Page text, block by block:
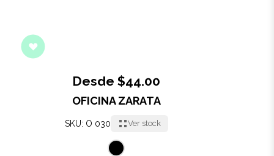
Desde $44.00
OFICINA ZARATA
SKU: O 030 Ver stock